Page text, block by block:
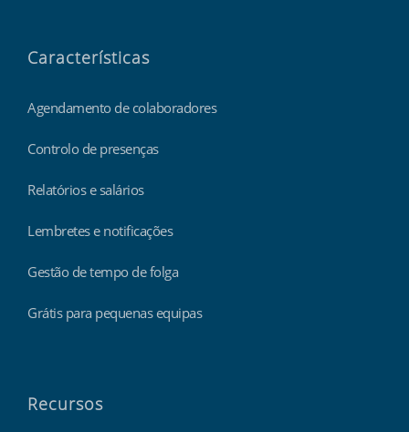
Características
Agendamento de colaboradores
Controlo de presenças
Relatórios e salários
Lembretes e notificações
Gestão de tempo de folga
Grátis para pequenas equipas
Recursos